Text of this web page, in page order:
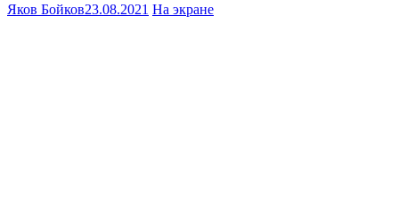
Яков Бойков23.08.2021 На экране